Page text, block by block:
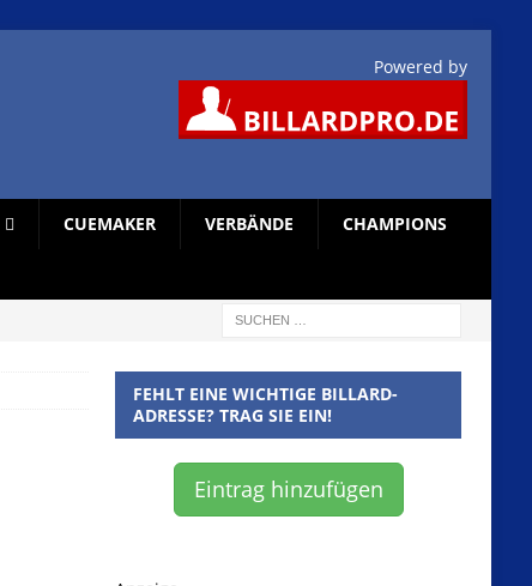
Powered by
CUEMAKER VERBÄNDE CHAMPIONS
FEHLT EINE WICHTIGE BILLARD-
ADRESSE? TRAG SIE EIN!
Eintrag hinzufügen